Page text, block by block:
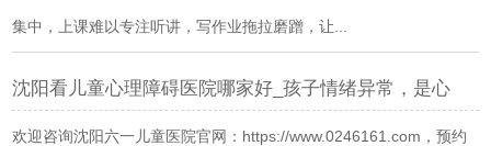
集中，上课难以专注听讲，写作业拖拉磨蹭，让...
沈阳看儿童心理障碍医院哪家好_孩子情绪异常，是心
欢迎咨询沈阳六一儿童医院官网：https://www.0246161.com，预约